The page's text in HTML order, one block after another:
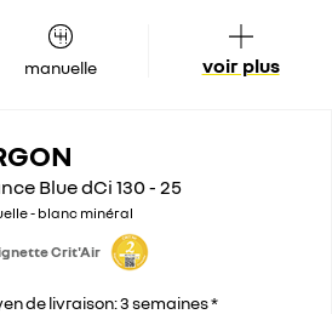
manuelle voir plus
Blue dCi 130 - 25
- blanc minéral
Crit'Air
de livraison: 3 semaines *